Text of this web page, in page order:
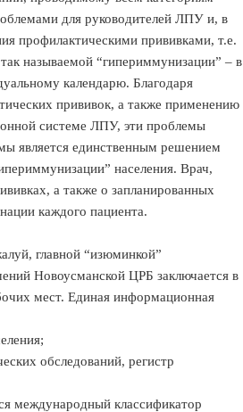
для руководителей ЛПУ и, в
профилактическими прививками, т.е.
называемой “гипериммунизации” – в
календарю. Благодаря
прививок, а также применению
системе ЛПУ, эти проблемы
является единственным решением
населения. Врач,
а также о запланированных
каждого пациента.
главной “изюминкой”
Новоусманской ЦРБ заключается в
мест. Единая информационная
обследований, регистр
международный классификатор